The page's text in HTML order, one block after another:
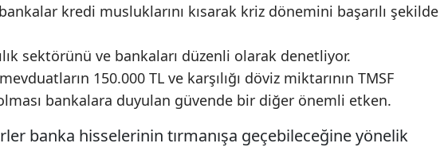
kredi musluklarını kısarak kriz dönemini başarılı şekilde
sektörünü ve bankaları düzenli olarak denetliyor.
150.000 TL ve karşılığı döviz miktarının TMSF
bankalara duyulan güvende bir diğer önemli etken.
banka hisselerinin tırmanışa geçebileceğine yönelik